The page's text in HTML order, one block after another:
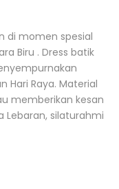
di momen spesial
Biru . Dress batik
Hari Raya. Material
memberikan kesan
Lebaran, silaturahmi